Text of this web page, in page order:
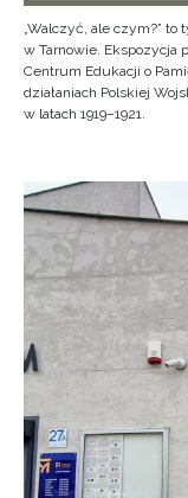
„Walczyć, ale czym?”
w Tarnowie. Ekspozycja
Centrum Edukacji o
działaniach Polskiej
w latach 1919–1921.